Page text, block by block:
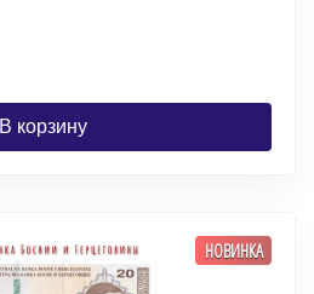
В корзину
НОВИНКА